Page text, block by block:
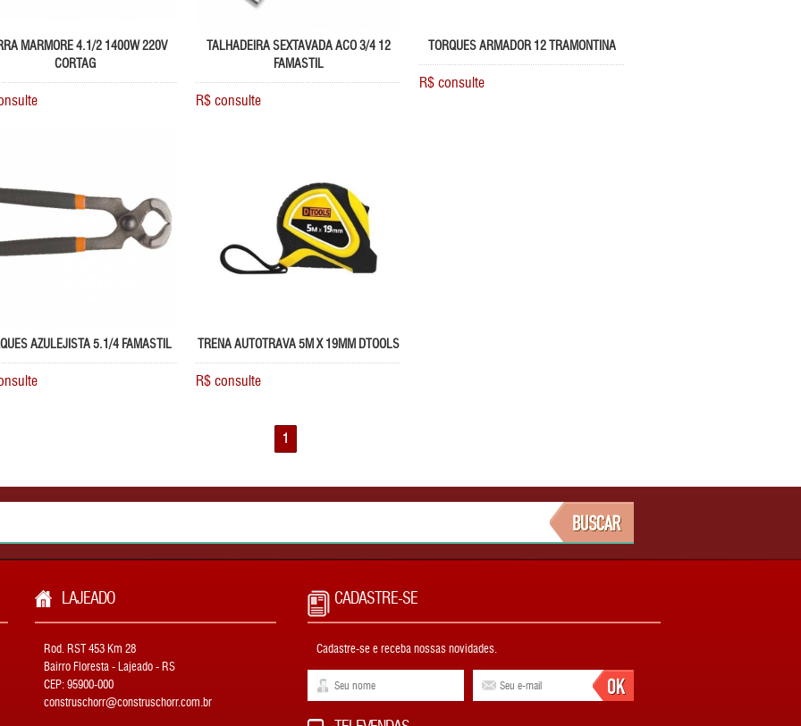
MARMORE 4.1/2 1400W 220V
CORTAG
TALHADEIRA SEXTAVADA ACO 3/4 12
FAMASTIL
R$ consulte
TORQUES ARMADOR 12 TRAMONTINA
R$ consulte
AZULEJISTA 5.1/4 FAMASTIL TRENA AUTOTRAVA 5M X 19MM DTOOLS
R$ consulte
1
LAJEADO
Rod. RST 453 Km 28
Bairro Floresta - Lajeado - RS
CEP: 95900-000
construschorr@construschorr.com.br
CADASTRE-SE
Cadastre-se e receba nossas novidades.